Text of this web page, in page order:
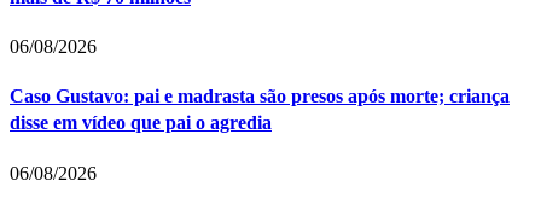
06/08/2026
Caso Gustavo: pai e madrasta são presos após morte; criança
disse em vídeo que pai o agredia
06/08/2026